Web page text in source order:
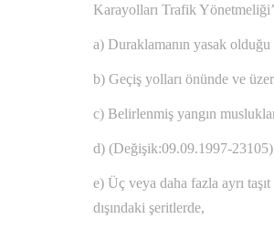
Karayolları Trafik
a) Duraklamanın yasak olduğu
b) Geçiş yolları önünde ve
c) Belirlenmiş yangın
d) (Değişik:09.09.1997-23105)
e) Üç veya daha fazla ayrı
dışındaki şeritlerde,